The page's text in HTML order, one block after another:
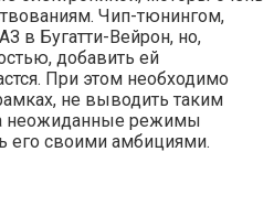
Чип-тюнингом,
в Бугатти-Вейрон, но,
добавить ей
При этом необходимо
не выводить таким
неожиданные режимы
его своими амбициями.